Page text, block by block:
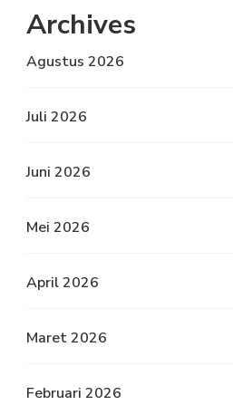
Archives
Agustus 2026
Juli 2026
Juni 2026
Mei 2026
April 2026
Maret 2026
Februari 2026